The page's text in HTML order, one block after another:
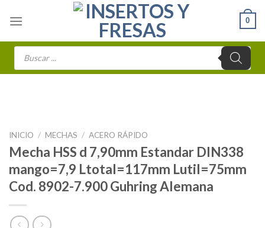
0
Búsqueda
INICIO / MECHAS / ACERO RÁPIDO
Mecha HSS d 7,90mm Estandar DIN338
mango=7,9 Ltotal=117mm Lutil=75mm
Cod. 8902-7.900 Guhring Alemana